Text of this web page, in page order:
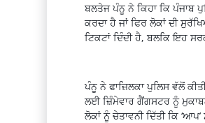
ਬਲਤੇਜ ਪੰਨੂ ਨੇ ਕਿਹਾ ਕਿ ਪੰਜਾਬ
ਕਰਦਾ ਹੈ ਜਾਂ ਫਿਰ ਲੋਕਾਂ ਦੀ
ਟਿਕਟਾਂ ਦਿੰਦੀ ਹੈ, ਬਲਕਿ ਇਹ
ਪੰਨੂ ਨੇ ਫਾਜ਼ਿਲਕਾ ਪੁਲਿਸ ਵੱਲੋਂ
ਲਈ ਜ਼ਿੰਮੇਵਾਰ ਗੈਂਗਸਟਰ ਨੂੰ
ਲੋਕਾਂ ਨੂੰ ਚੇਤਾਵਨੀ ਦਿੱਤੀ ਕਿ